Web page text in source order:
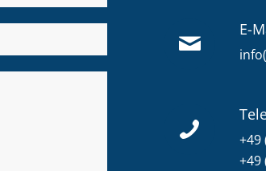
E-
+49
+49